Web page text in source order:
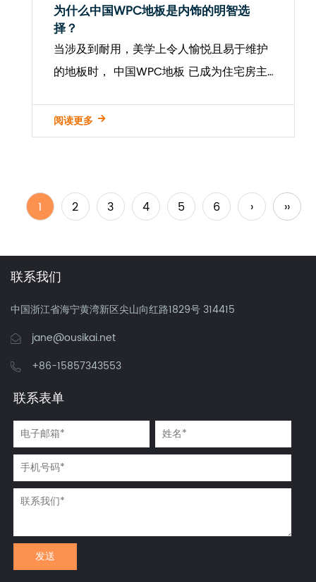
为什么中国WPC地板是内饰的明智选
择？
当涉及到耐用，美学上令人愉悦且易于维护
的地板时， 中国WPC地板 已成为住宅房主
或木质塑料复合材料将木纤维的强度与热塑
性的弹性相结合，以创建一种结合两种材料
阅读更多
1 2 3 4 5 6 › ››
联系我们
中国浙江省海宁黄湾新区尖山向红路1829号 314415
jane@ousikai.net
+86-15857343553
联系表单